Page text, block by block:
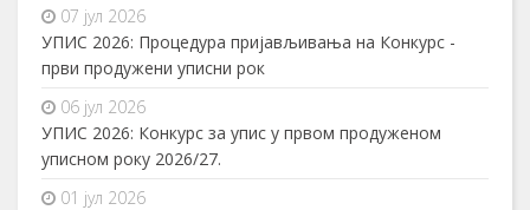
07 јул 2026
УПИС 2026: Процедура пријављивања на Конкурс -
први продужени уписни рок
06 јул 2026
УПИС 2026: Конкурс за упис у првом продуженом
уписном року 2026/27.
01 јул 2026